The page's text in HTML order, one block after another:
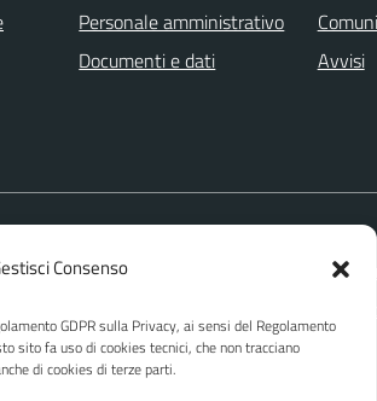
Consenso
GDPR sulla Privacy, ai sensi del Regolamento
sito fa uso di cookies tecnici, che non tracciano
di cookies di terze parti.
Personale amministrativo
Documenti e dati
Avvisi
con il Pubblico
Leggi le FAQ
Prenotazione
Segnalazione
Richiesta assistenza